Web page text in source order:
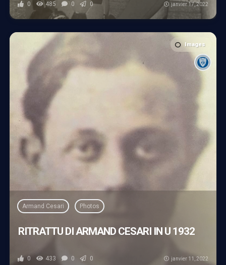
0 485 0 0 janvier 17, 2022
Images
Armand Cesari Photos
RITRATTU DI ARMAND CESARI IN U 1932
0 433 0 0 janvier 11, 2022